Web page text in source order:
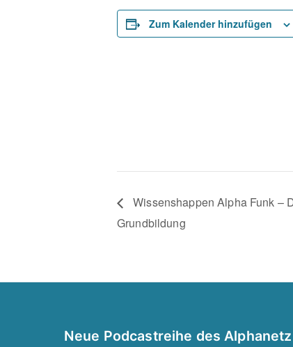
Zum Kalender hinzufügen
Wissenshappen Alpha Funk –
Grundbildung
Neue Podcastreihe des Alphanetz